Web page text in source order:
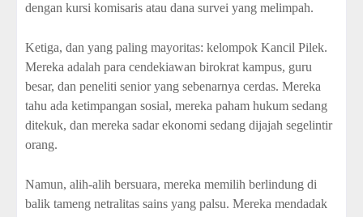
dengan kursi komisaris atau dana survei yang melimpah.
Ketiga, dan yang paling mayoritas: kelompok Kancil Pilek.
Mereka adalah para cendekiawan birokrat kampus, guru
besar, dan peneliti senior yang sebenarnya cerdas. Mereka
tahu ada ketimpangan sosial, mereka paham hukum sedang
ditekuk, dan mereka sadar ekonomi sedang dijajah segelintir
orang.
Namun, alih-alih bersuara, mereka memilih berlindung di
balik tameng netralitas sains yang palsu. Mereka mendadak